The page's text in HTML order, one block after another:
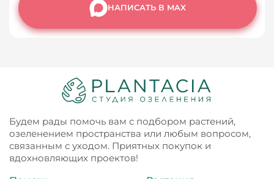
НАПИСАТЬ В MAX
Будем рады помочь вам с подбором растений,
озеленением пространства или любым вопросом,
связанным с уходом. Приятных покупок и
вдохновляющих проектов!